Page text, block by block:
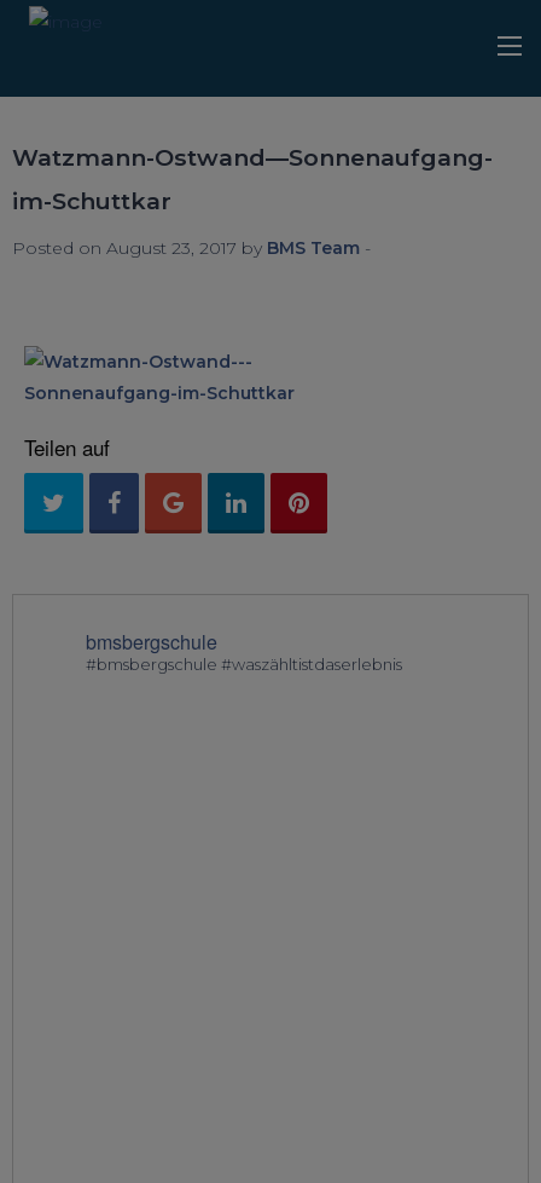
Watzmann-Ostwand—Sonnenaufgang-
im-Schuttkar
Posted on August 23, 2017 by BMS Team -
Teilen auf
bmsbergschule
#bmsbergschule #waszähltistdaserlebnis